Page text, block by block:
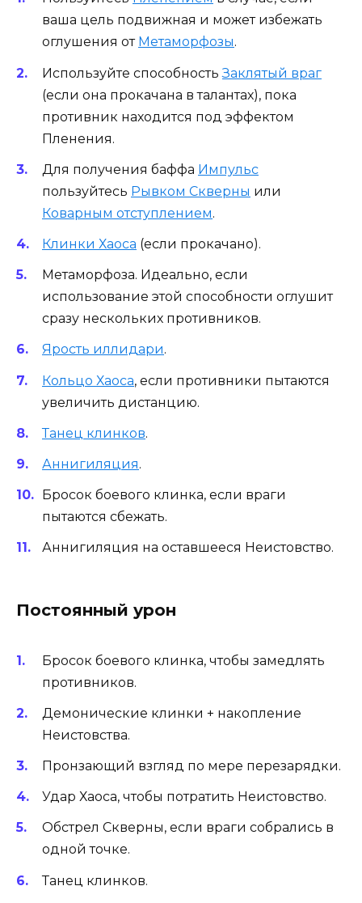
ваша цель подвижная и может избежать
оглушения от Метаморфозы.
Используйте способностьЗаклятый враг
(если она прокачана в талантах), пока
противник находится под эффектом
Пленения.
Для получения баффа Импульс
пользуйтесь Рывком Скверны или
Коварным отступлением.
Клинки Хаоса (если прокачано).
Метаморфоза. Идеально, если
использование этой способности оглушит
сразу нескольких противников.
Ярость иллидари.
Кольцо Хаоса, если противники пытаются
увеличить дистанцию.
Танец клинков.
Аннигиляция.
Бросок боевого клинка, если враги
пытаются сбежать.
Аннигиляция на оставшееся Неистовство.
Постоянный урон
Бросок боевого клинка, чтобы замедлять
противников.
Демонические клинки + накопление
Неистовства.
Пронзающий взгляд по мере перезарядки.
Удар Хаоса, чтобы потратить Неистовство.
Обстрел Скверны, если враги собрались в
одной точке.
Танец клинков.